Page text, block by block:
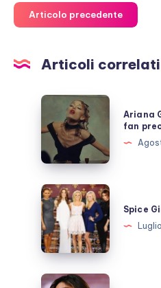
Articolo precedente
Articoli correlati
Ariana
Grande
si
prende
una
pausa,
fan
preoccupati
Ariana
fan
Spice
Girls,
cosa
fanno
ora?
Spice
Belen,